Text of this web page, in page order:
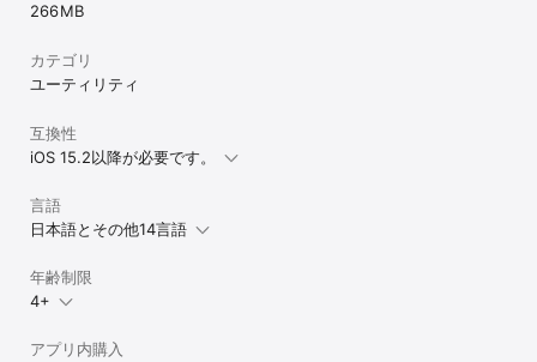
266 MB
カテゴリ
ユーティリティ
互換性
iOS 15.2以降が必要です。
言語
日本語とその他14言語
年齢制限
4+
アプリ内購入